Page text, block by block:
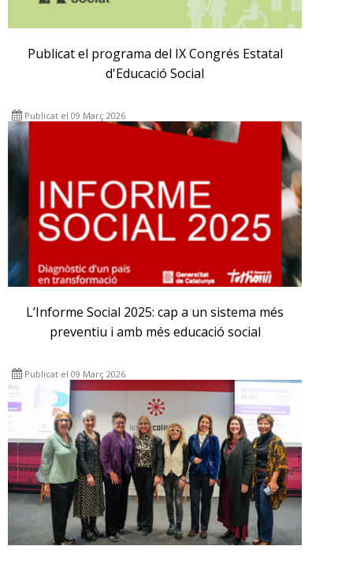
Publicat el programa del IX Congrés Estatal
d'Educació Social
Publicat el 09 Març 2026
L’Informe Social 2025: cap a un sistema més
preventiu i amb més educació social
Publicat el 09 Març 2026